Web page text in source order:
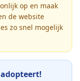
op en maak
de website
zo snel mogelijk